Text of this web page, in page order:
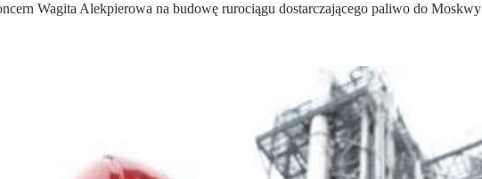
Wagita Alekpierowa na budowę rurociągu dostarczającego paliwo do Moskwy